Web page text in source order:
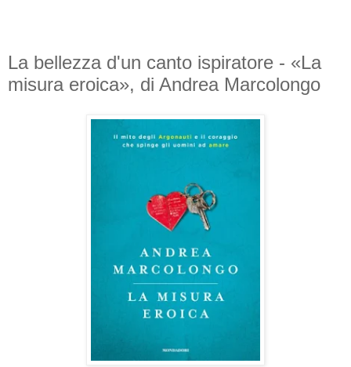
La bellezza d'un canto ispiratore - «La
misura eroica», di Andrea Marcolongo